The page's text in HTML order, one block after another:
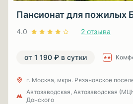
Пансионат для пожилых
4.0 2 отзыва
от 1 190 ₽ в сутки
г. Москва, мкрн. Рязановское
Автозаводская, Автозаводская
Донского